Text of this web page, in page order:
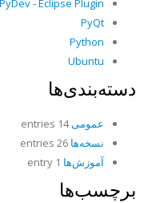
PyDev - Eclipse Plugin
PyQt
Python
Ubuntu
دسته‌بندی‌ها
عمومی14 entries
نسخه‌ها
آموزش‌ها
برچسب‌ها